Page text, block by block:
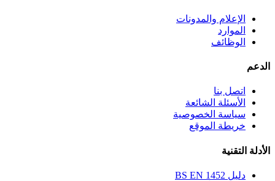
الإعلام والمدونات
الموارد
الوظائف
الدعم
اتصل بنا
الأسئلة الشائعة
سياسة الخصوصية
خريطة الموقع
الأدلة التقنية
دليل BS EN 1452